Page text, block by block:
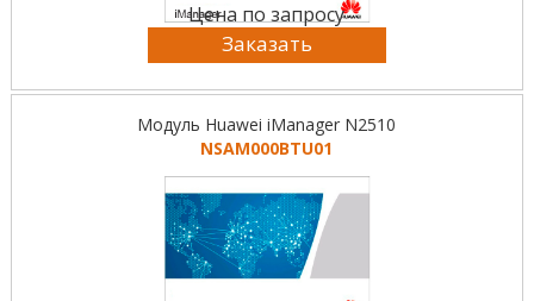
Цена по запросу
Заказать
Модуль Huawei iManager N2510
NSAM000BTU01